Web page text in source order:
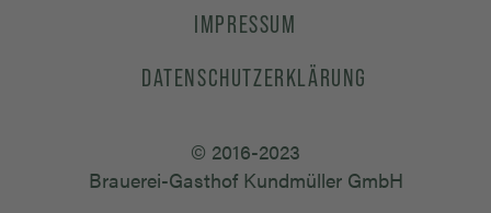
IMPRESSUM
DATENSCHUTZERKLÄRUNG
© 2016-2023
Brauerei-Gasthof Kundmüller GmbH